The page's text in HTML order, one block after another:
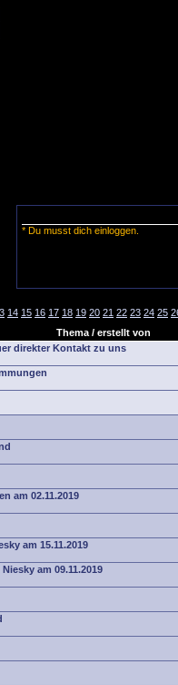
* Du musst dich einloggen.
14 15 16 17 18 19 20 21 22 23 24 25
Thema / erstellt von
direkter Kontakt zu uns
am 02.11.2019
am 15.11.2019
am 09.11.2019